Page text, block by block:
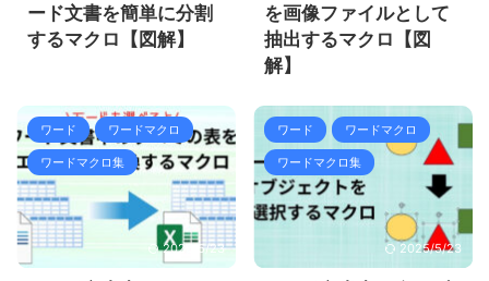
ード文書を簡単に分割
するマクロ【図解】
を画像ファイルとして
抽出するマクロ【図
解】
ワード ワードマクロ
ワードマクロ集
2025/5/23
ワード ワードマクロ
ワードマクロ集
2025/5/23